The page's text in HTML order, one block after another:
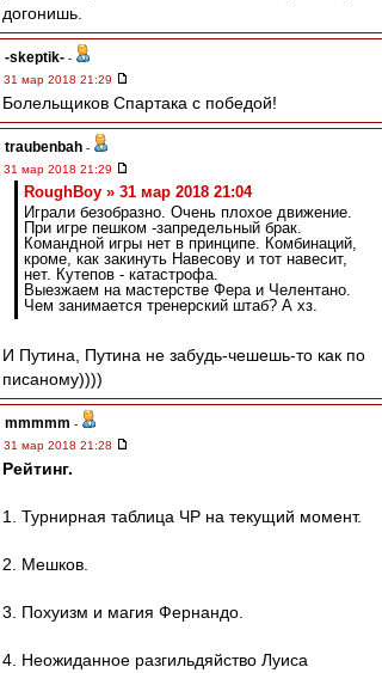
догонишь.
-skeptik- -
31 мар 2018 21:29
Болельщиков Спартака с победой!
traubenbah -
31 мар 2018 21:29
RoughBoy » 31 мар 2018 21:04
Играли безобразно. Очень плохое движение.
При игре пешком -запредельный брак.
Командной игры нет в принципе. Комбинаций,
кроме, как закинуть Навесову и тот навесит,
нет. Кутепов - катастрофа.
Выезжаем на мастерстве Фера и Челентано.
Чем занимается тренерский штаб? А хз.
И Путина, Путина не забудь-чешешь-то как по
писаному))))
mmmmm -
31 мар 2018 21:28
Рейтинг.
1. Турнирная таблица ЧР на текущий момент.
2. Мешков.
3. Похуизм и магия Фернандо.
4. Неожиданное разгильдяйство Луиса